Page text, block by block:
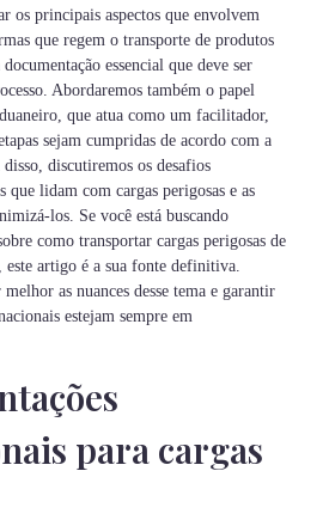
os principais aspectos que envolvem
que regem o transporte de produtos
essencial que deve ser
Abordaremos também o papel
que atua como um facilitador,
sejam cumpridas de acordo com a
discutiremos os desafios
que lidam com cargas perigosas e as
los. Se você está buscando
como transportar cargas perigosas de
artigo é a sua fonte definitiva.
as nuances desse tema e garantir
estejam sempre em
para cargas